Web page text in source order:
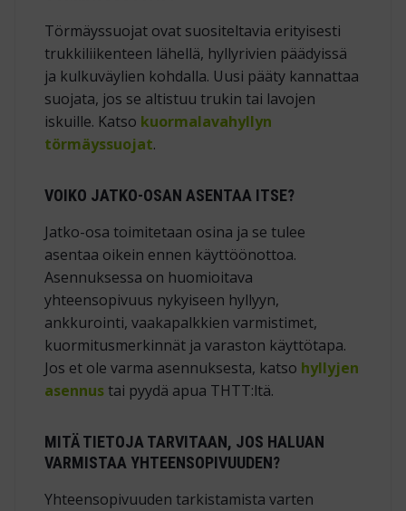
Törmäyssuojat ovat suositeltavia erityisesti
trukkiliikenteen lähellä, hyllyrivien päädyissä
ja kulkuväylien kohdalla. Uusi pääty kannattaa
suojata, jos se altistuu trukin tai lavojen
iskuille. Katso kuormalavahyllyn
törmäyssuojat.
VOIKO JATKO-OSAN ASENTAA ITSE?
Jatko-osa toimitetaan osina ja se tulee
asentaa oikein ennen käyttöönottoa.
Asennuksessa on huomioitava
yhteensopivuus nykyiseen hyllyyn,
ankkurointi, vaakapalkkien varmistimet,
kuormitusmerkinnät ja varaston käyttötapa.
Jos et ole varma asennuksesta, katso hyllyjen
asennus tai pyydä apua THTT:ltä.
MITÄ TIETOJA TARVITAAN, JOS HALUAN
VARMISTAA YHTEENSOPIVUUDEN?
Yhteensopivuuden tarkistamista varten